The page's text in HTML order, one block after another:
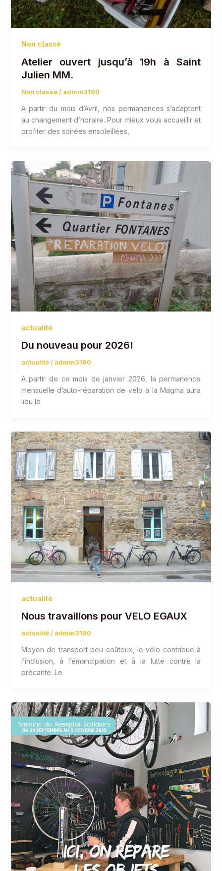
Non classé
Atelier ouvert jusqu’à 19h à Saint
Julien MM.
Non classé/ admin3190
A partir du mois d’Avril, nos permanences s’adaptent
au changement d’horaire. Pour mieux vous accueillir et
profiter des soirées ensoleillées,
actualité
Du nouveau pour 2026!
actualité/ admin3190
A partir de ce mois de janvier 2026, la permanence
mensuelle d’auto-réparation de vélo à la Magma aura
lieu le
actualité
Nous travaillons pour VELO EGAUX
actualité/ admin3190
Moyen de transport peu coûteux, le vélo contribue à
l’inclusion, à l’émancipation et à la lutte contre la
précarité. Le